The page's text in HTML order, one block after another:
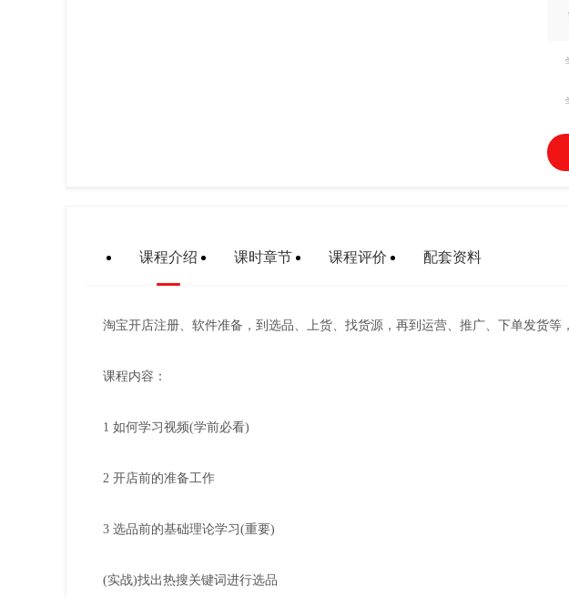
课程介绍 课时章节 课程评价 配套资料
淘宝开店注册、软件准备，到选品、上货、找货源，再到运营、推广、下单发货等
课程内容：
1 如何学习视频(学前必看)
2 开店前的准备工作
3 选品前的基础理论学习(重要)
(实战)找出热搜关键词进行选品